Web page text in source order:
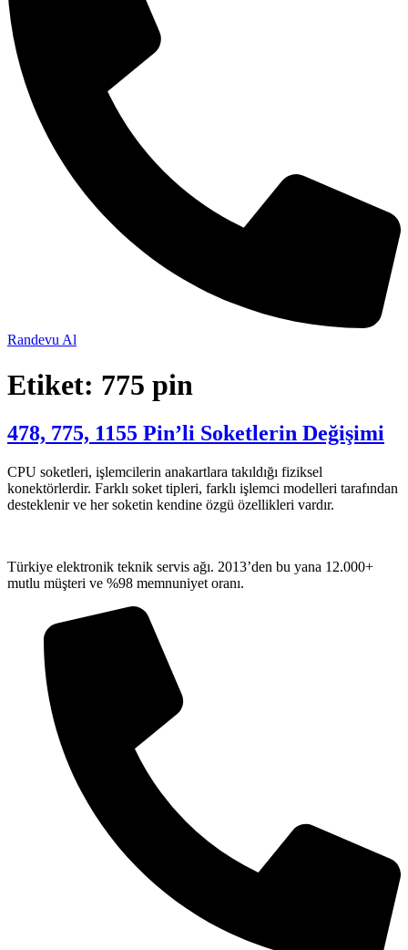
Randevu Al
Etiket: 775 pin
478, 775, 1155 Pin’li Soketlerin Değişimi
CPU soketleri, işlemcilerin anakartlara takıldığı fiziksel
konektörlerdir. Farklı soket tipleri, farklı işlemci modelleri tarafından
desteklenir ve her soketin kendine özgü özellikleri vardır.
Türkiye elektronik teknik servis ağı. 2013’den bu yana 12.000+
mutlu müşteri ve %98 memnuniyet oranı.